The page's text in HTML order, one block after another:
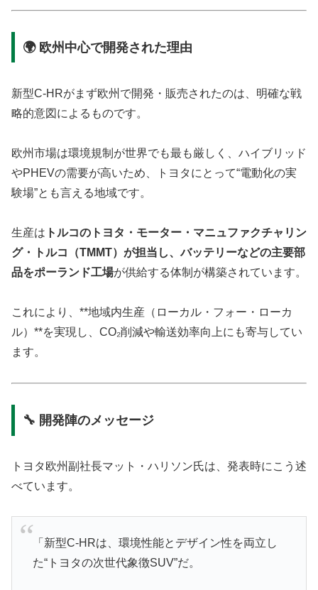
🌍 欧州中心で開発された理由
新型C-HRがまず欧州で開発・販売されたのは、明確な戦
略的意図によるものです。
欧州市場は環境規制が世界でも最も厳しく、ハイブリッド
やPHEVの需要が高いため、トヨタにとって“電動化の実
験場”とも言える地域です。
生産は トルコのトヨタ・モーター・マニュファクチャリン
グ・トルコ（TMMT）が担当し、バッテリーなどの主要部
品をポーランド工場が供給する体制が構築されています。
これにより、**地域内生産（ローカル・フォー・ローカ
ル）**を実現し、CO₂削減や輸送効率向上にも寄与してい
ます。
🔧 開発陣のメッセージ
トヨタ欧州副社長マット・ハリソン氏は、発表時にこう述
べています。
「新型C-HRは、環境性能とデザイン性を両立し
た“トヨタの次世代象徴SUV”だ。